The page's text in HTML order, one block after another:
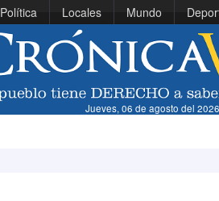
Política Locales Mundo
Jueves, 06 de agosto del 2026